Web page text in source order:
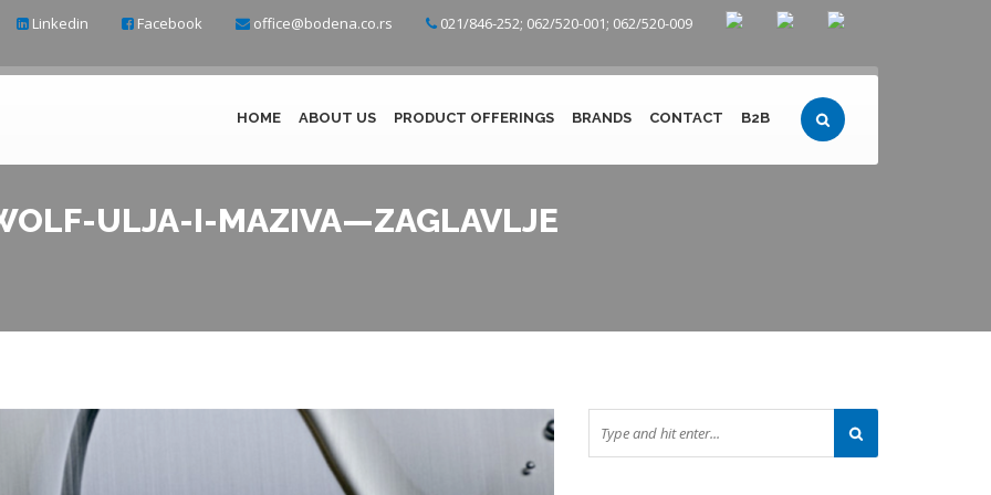
021/846-252; 062/520-001; 062/520-009
office@bodena.co.rs
Facebook
Linkedin
HOME ABOUT US PRODUCT OFFERINGS BRANDS CONTACT B2B
ULJA-I-MAZIVA—ZAGLAVLJE